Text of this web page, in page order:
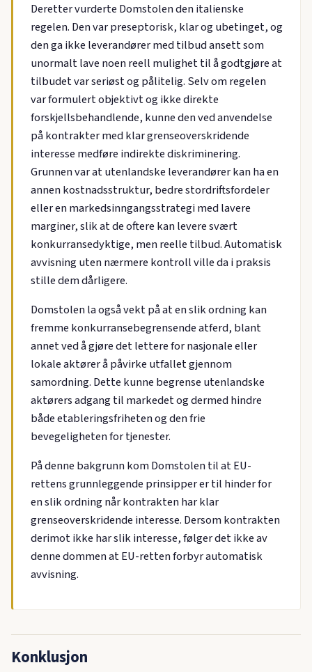
Deretter vurderte Domstolen den italienske
regelen. Den var preseptorisk, klar og ubetinget, og
den ga ikke leverandører med tilbud ansett som
unormalt lave noen reell mulighet til å godtgjøre at
tilbudet var seriøst og pålitelig. Selv om regelen
var formulert objektivt og ikke direkte
forskjellsbehandlende, kunne den ved anvendelse
på kontrakter med klar grenseoverskridende
interesse medføre indirekte diskriminering.
Grunnen var at utenlandske leverandører kan ha en
annen kostnadsstruktur, bedre stordriftsfordeler
eller en markedsinngangsstrategi med lavere
marginer, slik at de oftere kan levere svært
konkurransedyktige, men reelle tilbud. Automatisk
avvisning uten nærmere kontroll ville da i praksis
stille dem dårligere.
Domstolen la også vekt på at en slik ordning kan
fremme konkurransebegrensende atferd, blant
annet ved å gjøre det lettere for nasjonale eller
lokale aktører å påvirke utfallet gjennom
samordning. Dette kunne begrense utenlandske
aktørers adgang til markedet og dermed hindre
både etableringsfriheten og den frie
bevegeligheten for tjenester.
På denne bakgrunn kom Domstolen til at EU-
rettens grunnleggende prinsipper er til hinder for
en slik ordning når kontrakten har klar
grenseoverskridende interesse. Dersom kontrakten
derimot ikke har slik interesse, følger det ikke av
denne dommen at EU-retten forbyr automatisk
avvisning.
Konklusjon